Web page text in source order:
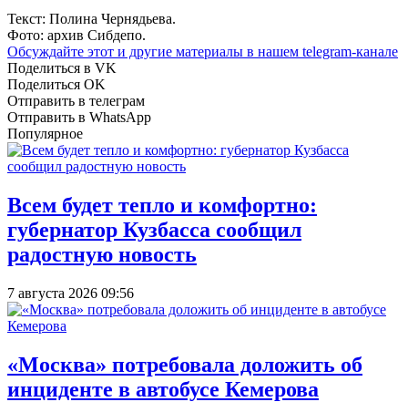
Текст: Полина Чернядьева.
Фото: архив Сибдепо.
Обсуждайте этот и другие материалы в нашем telegram-канале
Поделиться в VK
Поделиться OK
Отправить в телеграм
Отправить в WhatsApp
Популярное
Всем будет тепло и комфортно:
губернатор Кузбасса сообщил
радостную новость
7 августа 2026 09:56
«Москва» потребовала доложить об
инциденте в автобусе Кемерова